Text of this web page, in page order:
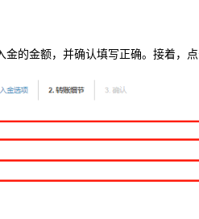
的金额，并确认填写正确。接着，